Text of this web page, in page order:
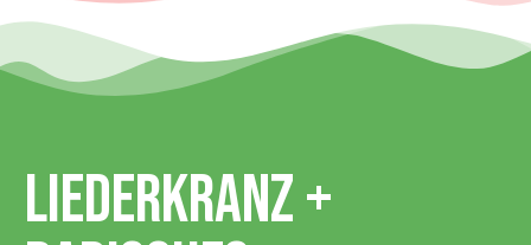
Liederkranz +